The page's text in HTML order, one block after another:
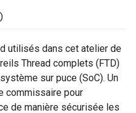
utilisés dans cet atelier de
Thread complets (FTD)
sur puce (SoC). Un
commissaire pour
de manière sécurisée les